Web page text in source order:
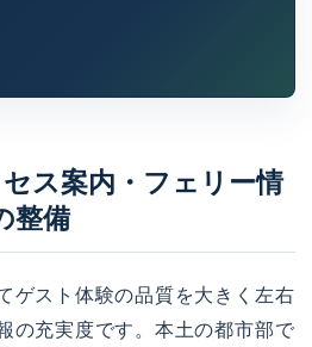
ス案内・フェリー情
整備
ゲスト体験の品質を大きく左右
の充実度です。本土の都市部で